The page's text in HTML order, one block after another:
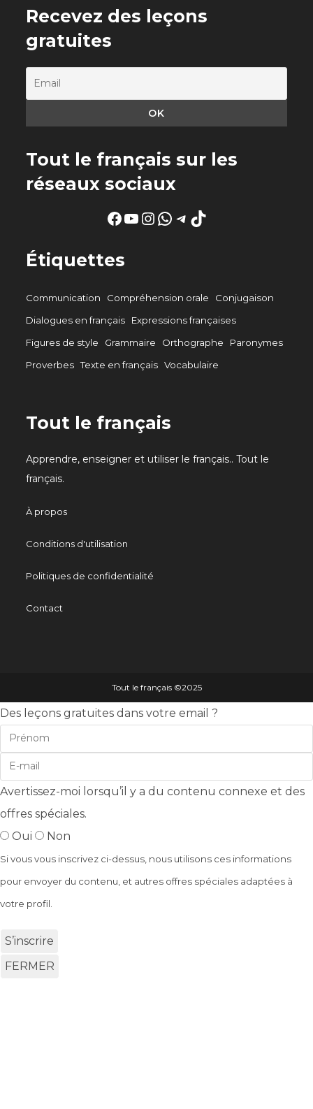
Recevez des leçons
gratuites
Tout le français sur les
réseaux sociaux
Facebook
YouTube
Instagram
WhatsApp
Telegram
TikTok
Étiquettes
Communication Compréhension orale
Conjugaison
Dialogues en français
Expressions françaises
Figures de style
Grammaire Orthographe
Paronymes
Proverbes Texte en français Vocabulaire
Tout le français
Apprendre, enseigner et utiliser le français.. Tout le
français.
À propos
Conditions d'utilisation
Politiques de confidentialité
Contact
Tout le français ©️2025
Des leçons gratuites dans votre email ?
Avertissez-moi lorsqu’il y a du contenu connexe et des
offres spéciales.
Oui
Non
Si vous vous inscrivez ci-dessus, nous utilisons ces informations
pour envoyer du contenu, et autres offres spéciales adaptées à
votre profil.
S’inscrire
FERMER